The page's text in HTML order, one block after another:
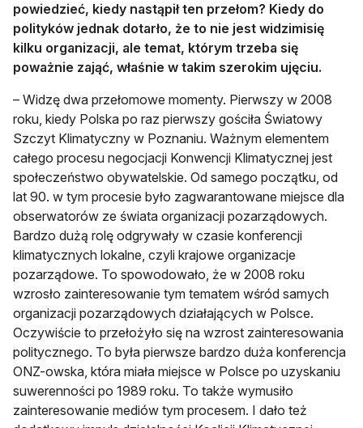
powiedzieć, kiedy nastąpił ten przełom? Kiedy do
polityków jednak dotarło, że to nie jest widzimisię
kilku organizacji, ale temat, którym trzeba się
poważnie zająć, właśnie w takim szerokim ujęciu.
– Widzę dwa przełomowe momenty. Pierwszy w 2008
roku, kiedy Polska po raz pierwszy gościła Światowy
Szczyt Klimatyczny w Poznaniu. Ważnym elementem
całego procesu negocjacji Konwencji Klimatycznej jest
społeczeństwo obywatelskie. Od samego początku, od
lat 90. w tym procesie było zagwarantowane miejsce dla
obserwatorów ze świata organizacji pozarządowych.
Bardzo dużą rolę odgrywały w czasie konferencji
klimatycznych lokalne, czyli krajowe organizacje
pozarządowe. To spowodowało, że w 2008 roku
wzrosło zainteresowanie tym tematem wśród samych
organizacji pozarządowych działających w Polsce.
Oczywiście to przełożyło się na wzrost zainteresowania
politycznego. To była pierwsze bardzo duża konferencja
ONZ-owska, która miała miejsce w Polsce po uzyskaniu
suwerenności po 1989 roku. To także wymusiło
zainteresowanie mediów tym procesem. I dało też